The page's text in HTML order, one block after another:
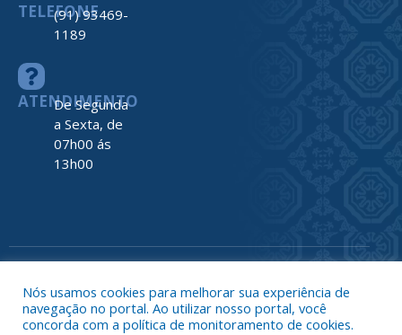
TELEFONE
(91) 93469-
1189
ATENDIMENTO
De Segunda
a Sexta, de
07h00 ás
13h00
Nós usamos cookies para melhorar sua experiência de
navegação no portal. Ao utilizar nosso portal, você
concorda com a política de monitoramento de cookies.